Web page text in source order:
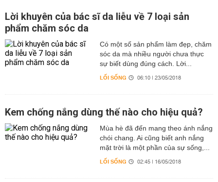
Lời khuyên của bác sĩ da liễu về 7 loại sản
phẩm chăm sóc da
Có một số sản phẩm làm đẹp, chăm
sóc da mà nhiều người chưa thực
sự biết dùng đúng cách. Lời...
LỐI SỐNG 06:10 | 23/05/2018
Kem chống nắng dùng thế nào cho hiệu quả?
Mùa hè đã đến mang theo ánh nắng
chói chang. Ai cũng biết anh nắng
mặt trời là một phần của sự sống,...
LỐI SỐNG 02:45 | 16/05/2018